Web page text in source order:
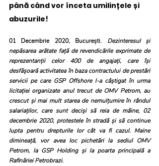
până când vor înceta umilințele și
abuzurile!
01 Decembrie 2020, București. Dezinteresul și
nepăsarea arătate față de revendicările exprimate de
reprezentanții celor 400 de angajați, care își
desfășoară activitatea în baza contractului de prestări
servicii pe care GSP Offshore l-a câștigat în urma
licitației organizate anul trecut de OMV Petrom, au
crescut și mai mult starea de nemulțumire în rândul
salariaților, care sunt deciși să reia de mâine, 02
decembrie 2020, protestele în stradă și să continue
lupta pentru drepturile lor cât va fi cazul. Maine
dimineață, vor avea loc pichetări la sediul OMV
Petrom, la GSP Holding și la poarta principală a
Rafinăriei Petrobrazi.